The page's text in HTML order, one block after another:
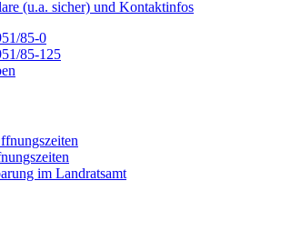
(u.a. sicher) und Kontaktinfos
85-0
85-125
im Landratsamt